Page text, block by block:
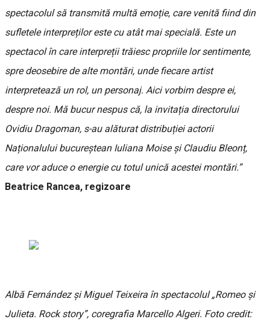
spectacolul să transmită multă emoție, care venită fiind din
sufletele interpreților este cu atât mai specială. Este un
spectacol în care interpreții trăiesc propriile lor sentimente,
spre deosebire de alte montări, unde fiecare artist
interpretează un rol, un personaj. Aici vorbim despre ei,
despre noi. Mă bucur nespus că, la invitația directorului
Ovidiu Dragoman, s-au alăturat distribuției actorii
Naționalului bucureștean Iuliana Moise și Claudiu Bleonț,
care vor aduce o energie cu totul unică acestei montări.”
Beatrice Rancea, regizoare
Albă Fernández și Miguel Teixeira în spectacolul „Romeo și
Julieta. Rock story”, coregrafia Marcello Algeri. Foto credit: